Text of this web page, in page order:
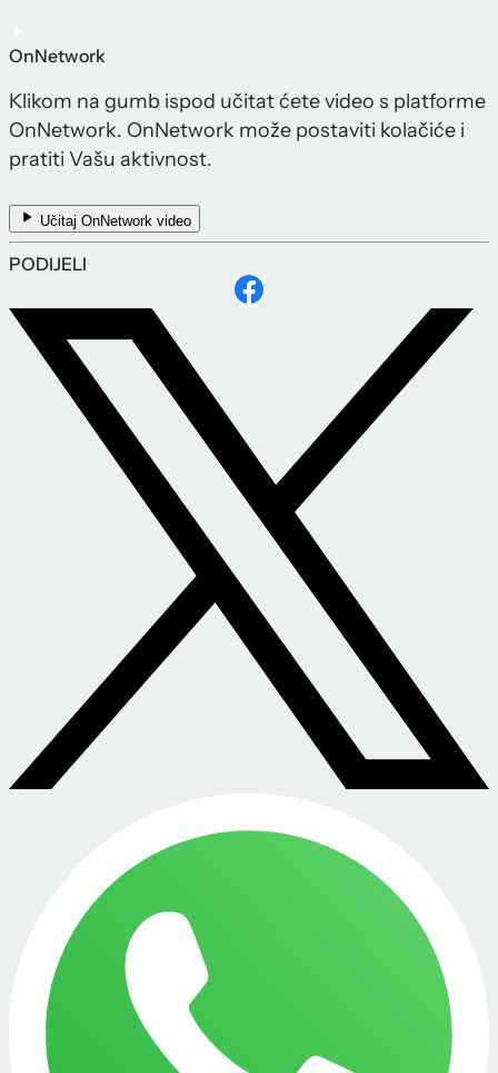
OnNetwork
Klikom na gumb ispod učitat ćete video s platforme
OnNetwork. OnNetwork može postaviti kolačiće i
pratiti Vašu aktivnost.
Učitaj OnNetwork video
PODIJELI